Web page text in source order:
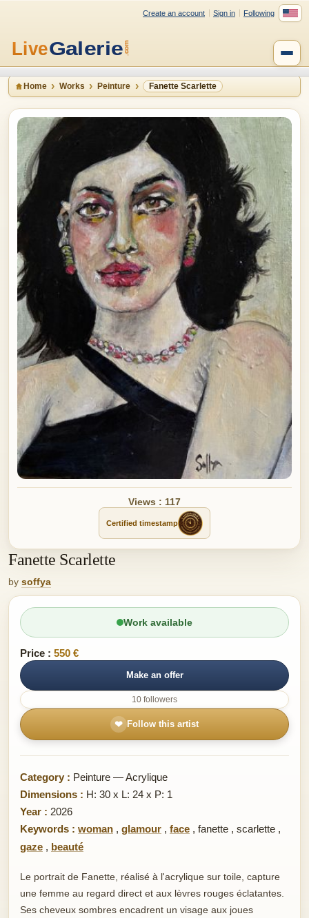
Create an account Sign in Following
Home Works Peinture Fanette Scarlette
Views : 117
Certified timestamp
Fanette Scarlette
by soffya
Work available
Price : 550 €
Make an offer
10 followers
❤ Follow this artist
Category : Peinture — Acrylique
Dimensions : H: 30 x L: 24 x P: 1
Year : 2026
Keywords : woman , glamour , face , fanette , scarlette ,
gaze , beauté
Le portrait de Fanette, réalisé à l'acrylique sur toile, capture
une femme au regard direct et aux lèvres rouges éclatantes.
Ses cheveux sombres encadrent un visage aux joues